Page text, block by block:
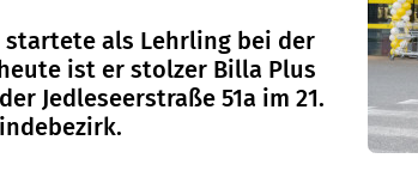
startete als Lehrling bei der
ist er stolzer Billa Plus
Jedleseerstraße 51a im 21.